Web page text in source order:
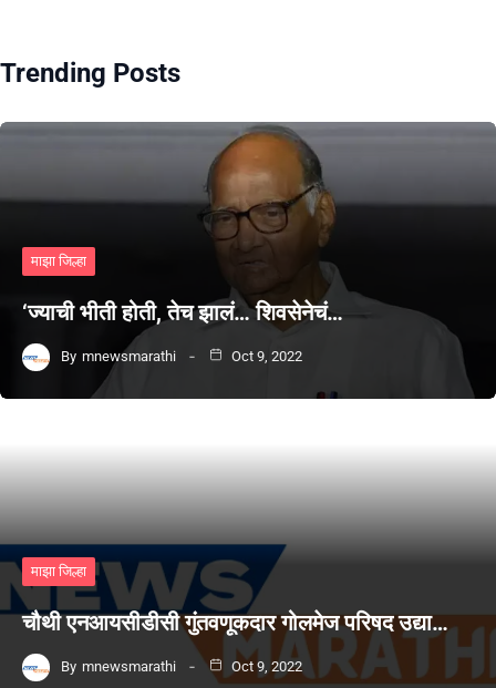
Trending Posts
माझा जिल्हा
‘ज्याची भीती होती, तेच झालं… शिवसेनेचं…
By mnewsmarathi Oct 9, 2022
माझा जिल्हा
चौथी एनआयसीडीसी गुंतवणूकदार गोलमेज परिषद उद्या…
By mnewsmarathi Oct 9, 2022